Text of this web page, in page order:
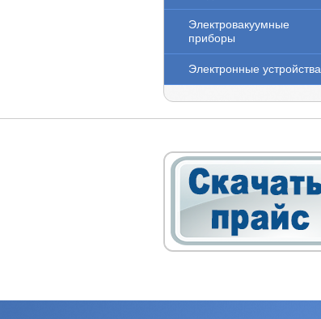
Электровакуумные
приборы
Электронные устройства